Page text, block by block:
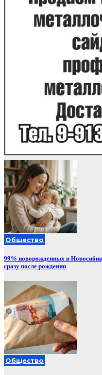
Общество
99% новорожденных в
сразу после рождения
Общество